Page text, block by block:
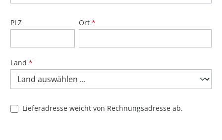
PLZ Ort *
Land *
Lieferadresse weicht von Rechnungsadresse ab.